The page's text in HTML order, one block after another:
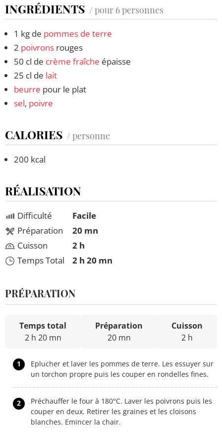
INGRÉDIENTS / pour 6 personnes
1 kg de pommes de terre
2 poivrons rouges
50 cl de crème fraîche épaisse
25 cl de lait
beurre pour le plat
sel, poivre
CALORIES / personne
200 kcal
RÉALISATION
Difficulté
Préparation
Cuisson
Temps Total
Facile
20 mn
2 h
2 h 20 mn
PRÉPARATION
Temps total
2 h 20 mn
Préparation
20 mn
Cuisson
2 h
1
Eplucher et laver les pommes de terre. Les essuyer sur
un torchon propre puis les couper en rondelles fines.
2
Préchauffer le four à 180°C. Laver les poivrons puis les
couper en deux. Retirer les graines et les cloisons
blanches. Emincer la chair.